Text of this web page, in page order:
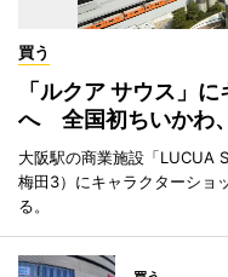
買う
「ルクア サウス」
へ 全国初ちいかわ
大阪駅の商業施設「LUCUA
梅田3）にキャラクターショ
る。